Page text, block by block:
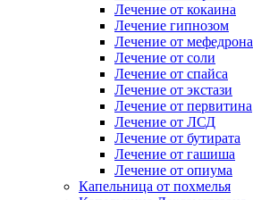
Лечение от кокаина
Лечение гипнозом
Лечение от мефедрона
Лечение от соли
Лечение от спайса
Лечение от экстази
Лечение от первитина
Лечение от ЛСД
Лечение от бутирата
Лечение от гашиша
Лечение от опиума
Капельница от похмелья